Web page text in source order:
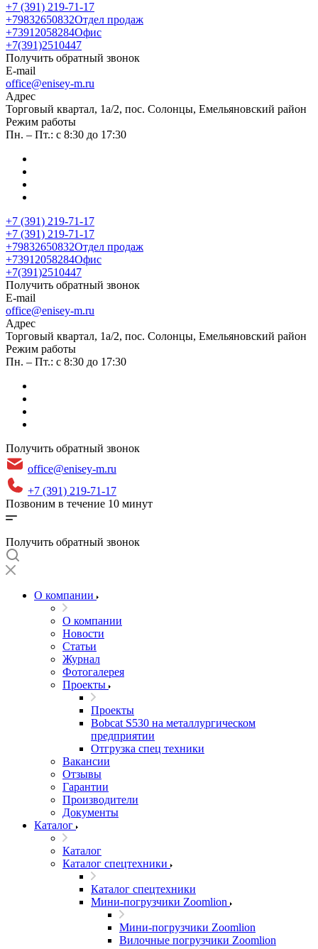
+7 (391) 219-71-17
+79832650832Отдел продаж
+73912058284Офис
+7(391)2510447
Получить обратный звонок
E-mail
office@enisey-m.ru
Адрес
​Торговый квартал, 1а/2, пос. Солонцы, Емельяновский район
Режим работы
Пн. – Пт.: с 8:30 до 17:30
+7 (391) 219-71-17
+7 (391) 219-71-17
+79832650832Отдел продаж
+73912058284Офис
+7(391)2510447
Получить обратный звонок
E-mail
office@enisey-m.ru
Адрес
​Торговый квартал, 1а/2, пос. Солонцы, Емельяновский район
Режим работы
Пн. – Пт.: с 8:30 до 17:30
Получить обратный звонок
office@enisey-m.ru
+7 (391) 219-71-17
Позвоним в течение 10 минут
Получить обратный звонок
О компании
О компании
Новости
Статьи
Журнал
Фотогалерея
Проекты
Проекты
Bobcat S530 на металлургическом
предприятии
Отгрузка спец техники
Вакансии
Отзывы
Гарантии
Производители
Документы
Каталог
Каталог
Каталог спецтехники
Каталог спецтехники
Мини-погрузчики Zoomlion
Мини-погрузчики Zoomlion
Вилочные погрузчики Zoomlion